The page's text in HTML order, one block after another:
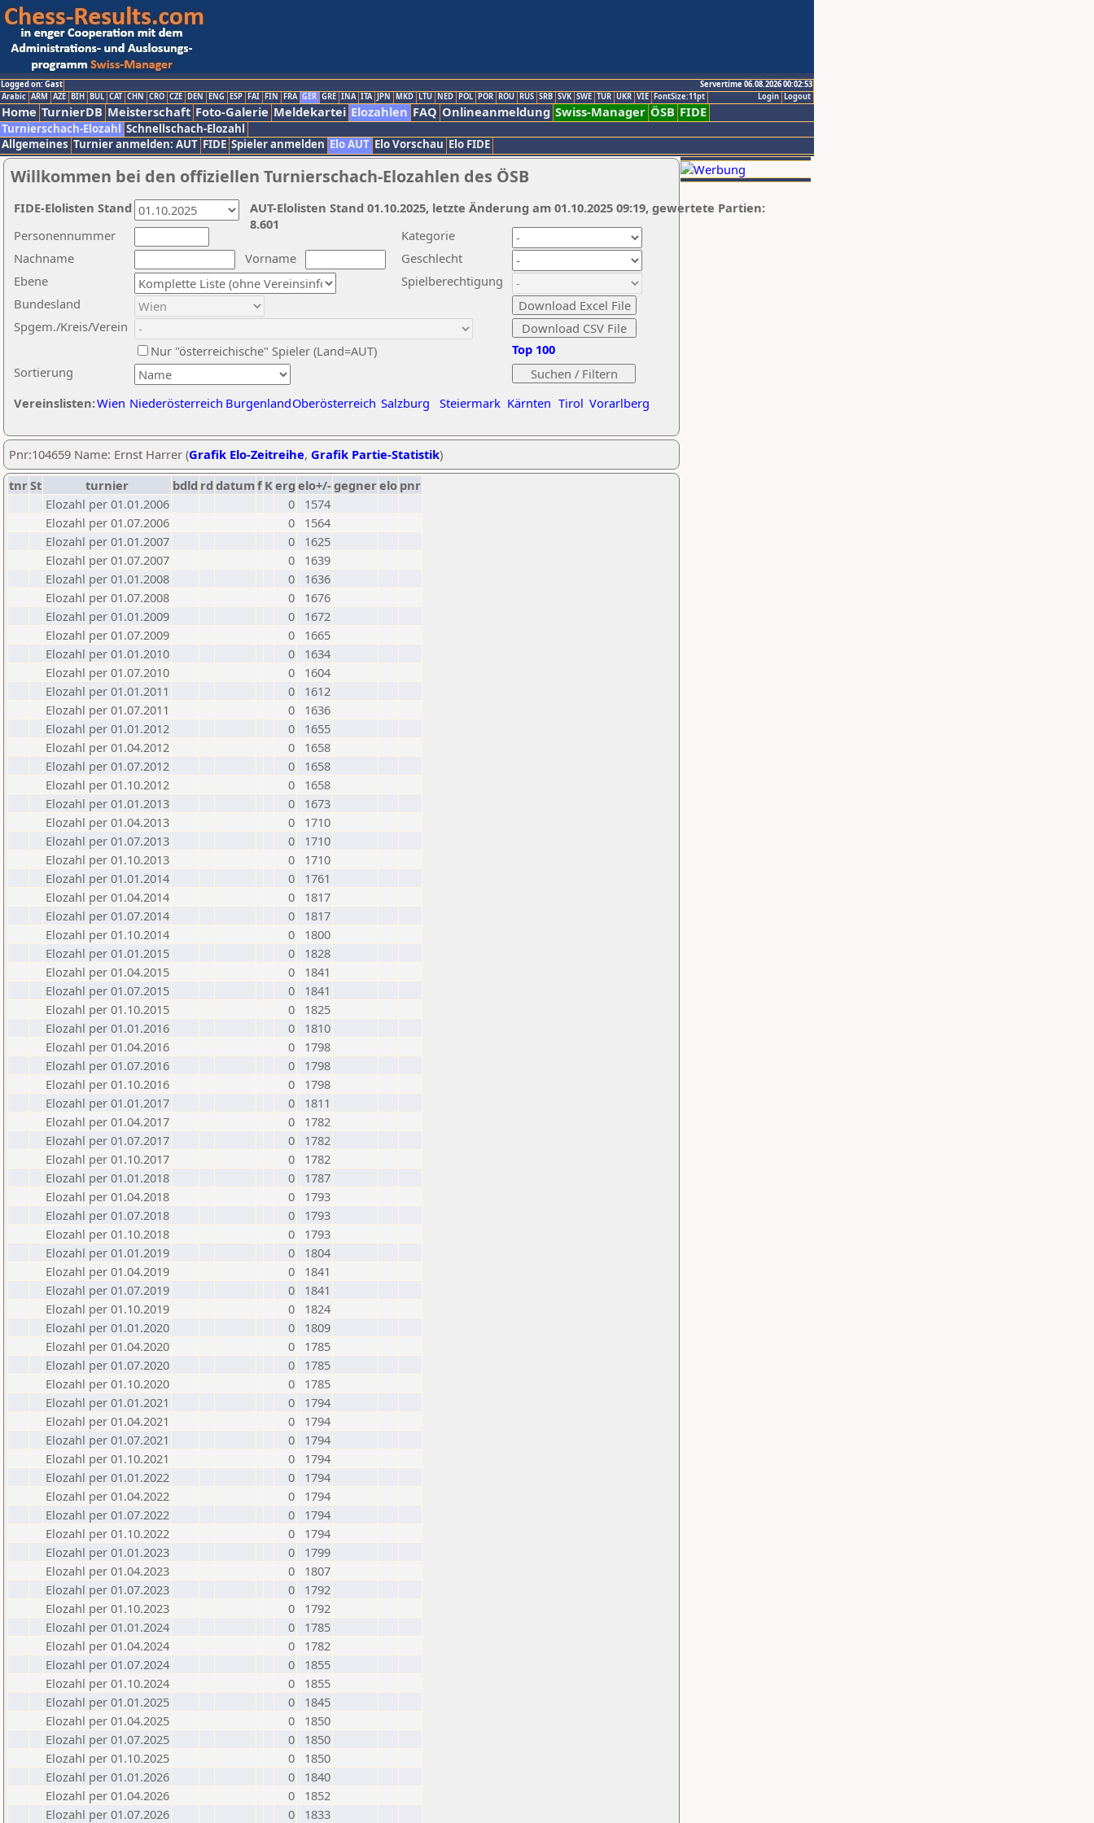
Logged on: Gast
Servertime 06.08.2026 00:02:53
Logout
Login
Arabic ARM AZE BIH BUL CAT CHN CRO CZE DEN ENG ESP FAI FIN FRA GER GRE INA ITA JPN MKD LTU NED POL POR ROU RUS SRB SVK SWE TUR UKR VIE FontSize:11pt
Home TurnierDB Meisterschaft Foto-Galerie Meldekartei Elozahlen FAQ Onlineanmeldung Swiss-Manager ÖSB FIDE
Turnierschach-Elozahl Schnellschach-Elozahl
Allgemeines Turnier anmelden: AUT FIDE Spieler anmelden Elo AUT Elo Vorschau Elo FIDE
Willkommen bei den offiziellen Turnierschach-Elozahlen des ÖSB
Nachname
Vorname
Ebene
Kategorie
Sortierung
Personennummer
Bundesland
Spgem./Kreis/Verein
Geschlecht
Nur "österreichische" Spieler (Land=AUT)
Spielberechtigung
Vereinslisten:Wien Niederösterreich BurgenlandOberösterreich Salzburg Steiermark Kärnten Tirol Vorarlberg
Top 100
AUT-Elolisten Stand 01.10.2025, letzte Änderung am 01.10.2025 09:19, gewertete Partien:
8.601
FIDE-Elolisten Stand
Pnr:104659 Name: Ernst Harrer (Grafik Elo-Zeitreihe, Grafik Partie-Statistik)
tnrSt turnier bdld rd datumf Kerg elo+/-gegnerelo pnr
Elozahl per 01.01.2006
0
1574
Elozahl per 01.07.2006
0
1564
Elozahl per 01.01.2007
0
1625
Elozahl per 01.07.2007
0
1639
Elozahl per 01.01.2008
0
1636
Elozahl per 01.07.2008
0
1676
Elozahl per 01.01.2009
0
1672
Elozahl per 01.07.2009
0
1665
Elozahl per 01.01.2010
0
1634
Elozahl per 01.07.2010
0
1604
Elozahl per 01.01.2011
0
1612
Elozahl per 01.07.2011
0
1636
Elozahl per 01.01.2012
0
1655
Elozahl per 01.04.2012
0
1658
Elozahl per 01.07.2012
0
1658
Elozahl per 01.10.2012
0
1658
Elozahl per 01.01.2013
0
1673
Elozahl per 01.04.2013
0
1710
Elozahl per 01.07.2013
0
1710
Elozahl per 01.10.2013
0
1710
Elozahl per 01.01.2014
0
1761
Elozahl per 01.04.2014
0
1817
Elozahl per 01.07.2014
0
1817
Elozahl per 01.10.2014
0
1800
Elozahl per 01.01.2015
0
1828
Elozahl per 01.04.2015
0
1841
Elozahl per 01.07.2015
0
1841
Elozahl per 01.10.2015
0
1825
Elozahl per 01.01.2016
0
1810
Elozahl per 01.04.2016
0
1798
Elozahl per 01.07.2016
0
1798
Elozahl per 01.10.2016
0
1798
Elozahl per 01.01.2017
0
1811
Elozahl per 01.04.2017
0
1782
Elozahl per 01.07.2017
0
1782
Elozahl per 01.10.2017
0
1782
Elozahl per 01.01.2018
0
1787
Elozahl per 01.04.2018
0
1793
Elozahl per 01.07.2018
0
1793
Elozahl per 01.10.2018
0
1793
Elozahl per 01.01.2019
0
1804
Elozahl per 01.04.2019
0
1841
Elozahl per 01.07.2019
0
1841
Elozahl per 01.10.2019
0
1824
Elozahl per 01.01.2020
0
1809
Elozahl per 01.04.2020
0
1785
Elozahl per 01.07.2020
0
1785
Elozahl per 01.10.2020
0
1785
Elozahl per 01.01.2021
0
1794
Elozahl per 01.04.2021
0
1794
Elozahl per 01.07.2021
0
1794
Elozahl per 01.10.2021
0
1794
Elozahl per 01.01.2022
0
1794
Elozahl per 01.04.2022
0
1794
Elozahl per 01.07.2022
0
1794
Elozahl per 01.10.2022
0
1794
Elozahl per 01.01.2023
0
1799
Elozahl per 01.04.2023
0
1807
Elozahl per 01.07.2023
0
1792
Elozahl per 01.10.2023
0
1792
Elozahl per 01.01.2024
0
1785
Elozahl per 01.04.2024
0
1782
Elozahl per 01.07.2024
0
1855
Elozahl per 01.10.2024
0
1855
Elozahl per 01.01.2025
0
1845
Elozahl per 01.04.2025
0
1850
Elozahl per 01.07.2025
0
1850
Elozahl per 01.10.2025
0
1850
Elozahl per 01.01.2026
0
1840
Elozahl per 01.04.2026
0
1852
Elozahl per 01.07.2026
0 1833